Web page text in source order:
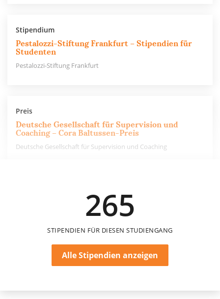
Stipendium
Pestalozzi-Stiftung Frankfurt – Stipendien für
Studenten
Pestalozzi-Stiftung Frankfurt
Preis
Deutsche Gesellschaft für Supervision und
Coaching – Cora Baltussen-Preis
Deutsche Gesellschaft für Supervision und Coaching
265
STIPENDIEN FÜR DIESEN STUDIENGANG
Alle Stipendien anzeigen